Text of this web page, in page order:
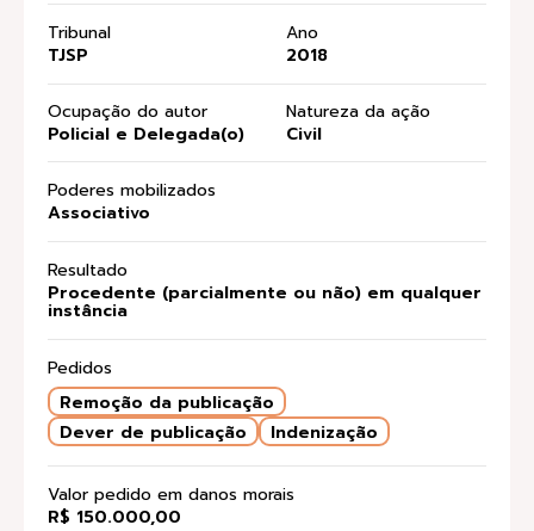
Tribunal
TJSP
Ano
2018
Ocupação do autor
Policial e Delegada(o)
Natureza da ação
Civil
Poderes mobilizados
Associativo
Resultado
Procedente (parcialmente ou não) em qualquer
instância
Pedidos
Remoção da publicação
Dever de publicação
Indenização
Valor pedido em danos morais
R$ 150.000,00